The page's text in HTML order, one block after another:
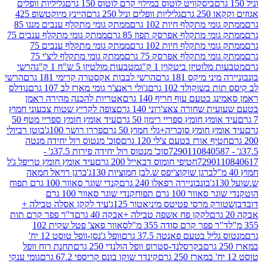
ביסקוויט לוטוס במילוי קרם לוטוס 150 גרם
גליליות וופלים
גרם
גליליות וופלים וניל 250 גרם
היינץ מיוקטשופ 425
מתקלף חיות 102 גרם
ממתק גומי מתקלף ענבים מנגו 85
מתקלף אפרסק תפוז 85 גרם
ממתק גומי מתקלף ענבים 75
מתקלף חיות 102 גרם
ממתק גומי מתקלף ענבים 75
מתקלף אפרסק 75 גרם
ממתק גומי מתקלף ליצ'י 75
ביטקוין 1 ק"ג
מטבעות מולטיזן 5 ש"ח 1 ק"ג
הרשי
מיקס 181 גרם
הרשי לבבות אקסטרה קרימי 181 גרם
הרשי
102 גרם
ג'ולי ראנצ'ר גומי מארז לב 107 גרם
נודלס
עוף חריף 140 גרם
אטריות להכנה מהירה ראמן
שחורה צאצ'רוני 140 גרם
צופה לקריץ שטוח צבעוני חמוץ
חומץ ספריי רימון 50 גרם
עיד אומץ חומץ ספריי מטף 50
חומץ סוכריה+גלי חמוץ 50 גרם
פררו רושר 100ג'
בוטן רביולי
אורז בטעם צ'לי 120 גרם
סוכ' מנטוס רול יחידה מנטה
סוכ' מנטוס רול יחידה פירות 37.5ג' -
חטיפי חומוס דבאייל 200 גרם
עיד אומץ חומץ טריפל ג'ל
ברגן שוקוצ'יפס ש.לבן חמוציות 130ג'
ברגן רויאל חמאה
בונבוניירה רפאלו 240 גרם
קנדי שוגר סאוור 100 גרם תפוח
100 גרם תפוח
קנדי שוגר סאוור 100 גרם
מרסי פטיטס מיניאטור 125ג'
עיד לקקן אסלה טבילה +
לקקן פח אשפה טבילה +אבקה 40 גרם
ד"ר פפר קרם תות
פפר קרם סודה 355 מ"ל
סאוור פאצ' פטל שקית 102
בטעם פאנטה 37.5 גרם
וופל ג'נסן-וופל טוסט 12 יח'
בקרסלנד-סטרופ וופל הולנדי 250 גרם
תחנת רוח וופל
קינדר שוקו בונס קריספי 67.2 גרם
גומי ענקי